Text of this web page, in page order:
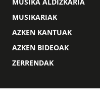
MUSIKARIAK
AZKEN KANTUAK
AZKEN BIDEOAK
ZERRENDAK